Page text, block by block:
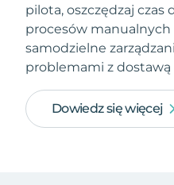
pilota, oszczędzaj czas
procesów
samodzielne
problemami z
Dowiedz się więcej